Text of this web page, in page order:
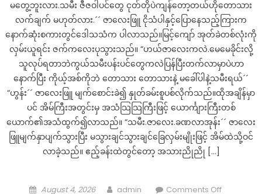
မတွေ့ဘူးလား.သမီး ဇီဇဝါပင်တွေ ငုတ်တိုပဲကျန်တော့တယ်ဟိုတောသား
လက်ချက် မဟုတ်လား.´´ ဇာလေးဖြူ ငိုသံပါနှင့်ပြောနေသည့်ကြားက
နောက်ဆုံးစကားတွင်ဒေါသသံက ပါလာသည်။မြင့်ကျော် အုတ်ခဲတစ်လုံးကို
လှမ်းယူရင်း ဇက်ကလေးပုသွားသည်။ “ဟယ်ဇာလေးကလဲ.မေမေခိုင်းလို့
သူလုပ်ရတာဘဲကွယ်သမီးပန်းပင်တွေကလဲပြန်ပြီးတက်လာမှာပဲဟာ
နောက်ပြီး ကိုယ့်အစ်ကိုဘဲ တောသား တောသားနဲ့ မခေါ်ပါနဲ့သမီးရယ်´´
“ဟွန်း´´ ဇာလေးဖြူ မျက်စောင်းခဲ၍ နှုတ်ခမ်းစူပစ်လိုက်သည်။ထိုအချိန်မှာ
ပင် အိမ်ကြီးအတွင်းမှ အသံသြသြကြီးဖြင့် ယောင်္ကျားကြီးတစ်
ယောက်၏အသံထွက်၍လာသည်။ “သမီး.ဇာလေး.ခဏလာအုန်း´´ ဇာလေး
ဖြူမျက်နှာပျက်သွားပြီး မသွားချင်သွားချင်ခြေလှမ်းမျိုးဖြင့် အိမ်ထဲသို့ဝင်
လာခဲ့သည်။ ဧည့်ခန်းထဲတွင်တော့ အသားညိုညို […]
Posted
August 4, 2026 Author
admin Comments Offon